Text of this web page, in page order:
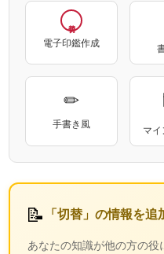
電子印鑑作成
✏
手書き風 マ
📝 「切替」の情報を
あなたの知識が他の方の